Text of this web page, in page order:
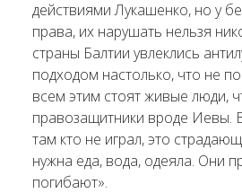
действиями Лукашенко, но у
права, их нарушать нельзя
страны Балтии увлеклись
подходом настолько, что не
всем этим стоят живые люди,
правозащитники вроде Иевы.
там кто не играл, это
нужна еда, вода, одеяла. Они
погибают».